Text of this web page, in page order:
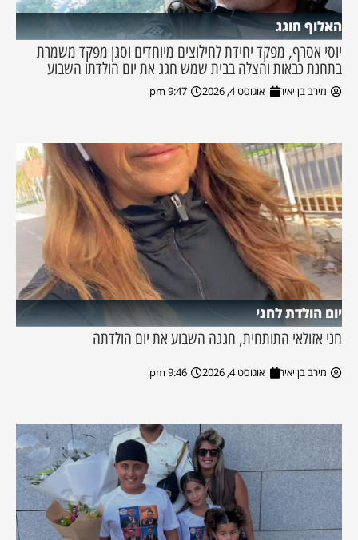
האלוף חוגג
יוסי אסרף, מפקד יחידת לחילוצים מיוחדים וסגן מפקד משמרת
בתחנת כבאות והצלה בבית שמש חגג את יום הולדתו השבוע
מירב בן יאיר אוגוסט 4, 2026 9:47 pm
יום הולדת לחני
חני אזולאי התותחית, חגגה השבוע את יום הולדתה
מירב בן יאיר אוגוסט 4, 2026 9:46 pm